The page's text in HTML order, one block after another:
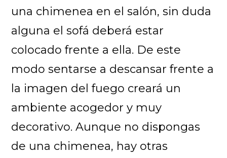
una chimenea en el salón, sin duda
alguna el sofá deberá estar
colocado frente a ella. De este
modo sentarse a descansar frente a
la imagen del fuego creará un
ambiente acogedor y muy
decorativo. Aunque no dispongas
de una chimenea, hay otras